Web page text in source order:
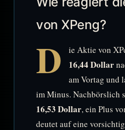
von XPeng?
D ie Aktie von
16,44 Dollar
am Vortag und
im Minus. Nachbörslich
16,53 Dollar, ein Plus
deutet auf eine